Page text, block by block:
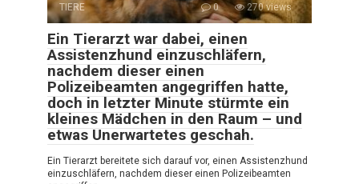
TIERE 0 270 views
Ein Tierarzt war dabei, einen
Assistenzhund einzuschläfern,
nachdem dieser einen
Polizeibeamten angegriffen hatte,
doch in letzter Minute stürmte ein
kleines Mädchen in den Raum – und
etwas Unerwartetes geschah.
Ein Tierarzt bereitete sich darauf vor, einen Assistenzhund
einzuschläfern, nachdem dieser einen Polizeibeamten